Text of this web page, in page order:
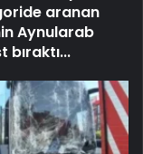
aranan
Aynularab